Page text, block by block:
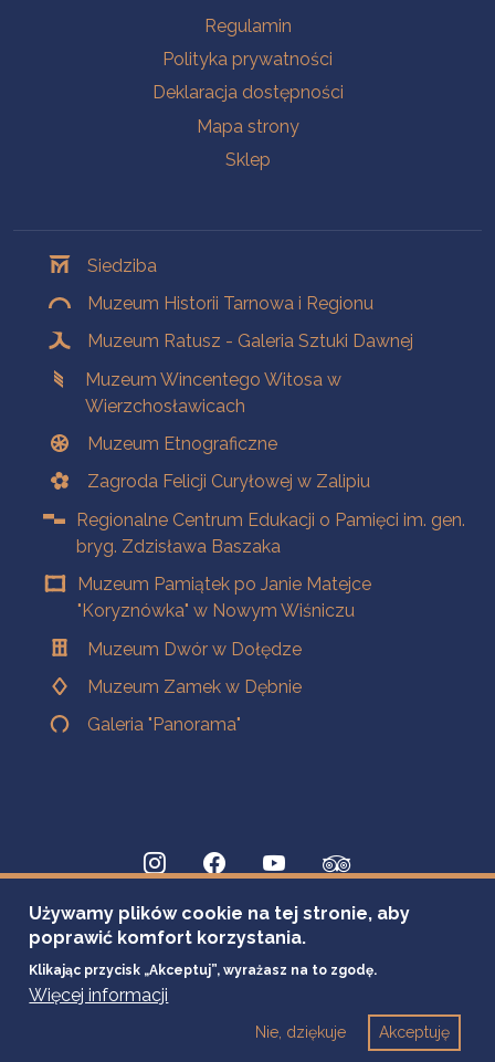
Regulamin
Polityka prywatności
Deklaracja dostępności
Mapa strony
Sklep
Siedziba
Muzeum Historii Tarnowa i Regionu
Muzeum Ratusz - Galeria Sztuki Dawnej
Muzeum Wincentego Witosa w
Wierzchosławicach
Muzeum Etnograficzne
Zagroda Felicji Curyłowej w Zalipiu
Regionalne Centrum Edukacji o Pamięci im. gen.
bryg. Zdzisława Baszaka
Muzeum Pamiątek po Janie Matejce
"Koryznówka" w Nowym Wiśniczu
Muzeum Dwór w Dołędze
Muzeum Zamek w Dębnie
Galeria "Panorama"
Używamy plików cookie na tej stronie, aby
poprawić komfort korzystania.
Klikając przycisk „Akceptuj”, wyrażasz na to zgodę.
Więcej informacji
Akceptuję
Nie, dziękuje